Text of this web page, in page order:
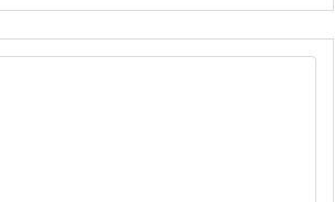

次へ